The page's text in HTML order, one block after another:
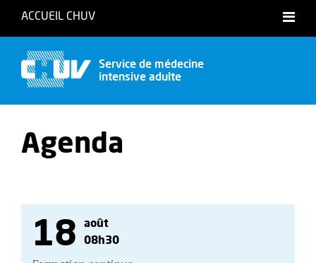
ACCUEIL CHUV
Service de médecine
intensive adulte
Agenda
18
août
08h30